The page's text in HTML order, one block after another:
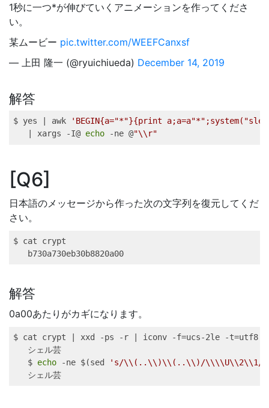
1秒に一つ*が伸びていくアニメーションを作ってくださ
い。
某ムービー pic.twitter.com/WEEFCanxsf
— 上田 隆一 (@ryuichiueda) December 14, 2019
解答
$ yes awk
'BEGIN{a="*"}{print
xargs -I@ echo -ne @"\\r"
Q6
日本語のメッセージから作った次の文字列を復元してくだ
さい。
$ cat crypt
b730a730eb30b8820a00
解答
0a00あたりがカギになります。
$ cat crypt xxd -ps -r iconv -f=ucs-2le -t=utf8
シェル芸
$ echo -ne $(sed
's/\\(..\\)\\(..\\)/\\\\U\\2\\1/
シェル芸